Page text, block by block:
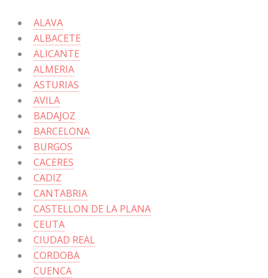
ALAVA
ALBACETE
ALICANTE
ALMERIA
ASTURIAS
AVILA
BADAJOZ
BARCELONA
BURGOS
CACERES
CADIZ
CANTABRIA
CASTELLON DE LA PLANA
CEUTA
CIUDAD REAL
CORDOBA
CUENCA